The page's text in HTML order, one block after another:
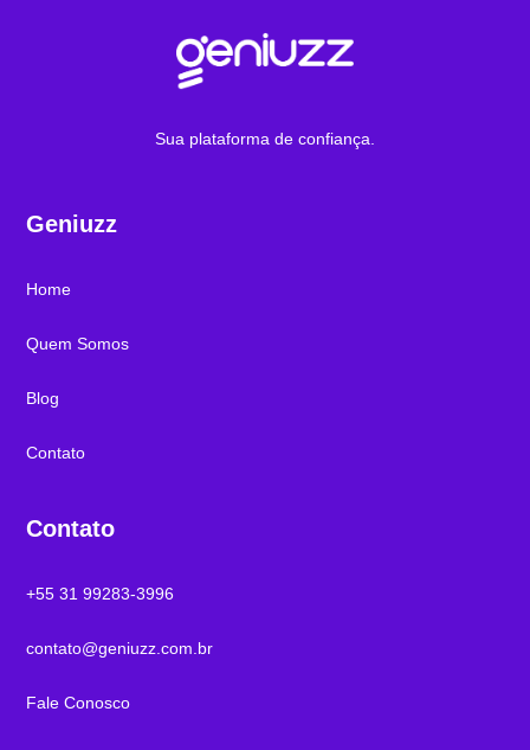
Sua plataforma de confiança.
Geniuzz
Home
Quem Somos
Blog
Contato
Contato
+55 31 99283-3996
contato@geniuzz.com.br
Fale Conosco